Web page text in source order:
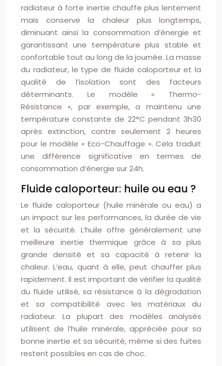
radiateur à forte inertie chauffe plus lentement
mais conserve la chaleur plus longtemps,
diminuant ainsi la consommation d’énergie et
garantissant une température plus stable et
confortable tout au long de la journée. La masse
du radiateur, le type de fluide caloporteur et la
qualité de l’isolation sont des facteurs
déterminants. Le modèle « Thermo-
Résistance », par exemple, a maintenu une
température constante de 22°C pendant 3h30
après extinction, contre seulement 2 heures
pour le modèle « Eco-Chauffage ». Cela traduit
une différence significative en termes de
consommation d’énergie sur 24h.
Fluide caloporteur: huile ou eau ?
Le fluide caloporteur (huile minérale ou eau) a
un impact sur les performances, la durée de vie
et la sécurité. L’huile offre généralement une
meilleure inertie thermique grâce à sa plus
grande densité et sa capacité à retenir la
chaleur. L’eau, quant à elle, peut chauffer plus
rapidement. Il est important de vérifier la qualité
du fluide utilisé, sa résistance à la dégradation
et sa compatibilité avec les matériaux du
radiateur. La plupart des modèles analysés
utilisent de l’huile minérale, appréciée pour sa
bonne inertie et sa sécurité, même si des fuites
restent possibles en cas de choc.